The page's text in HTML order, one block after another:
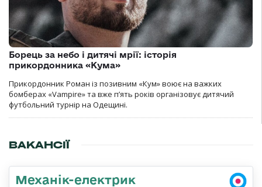
Борець за небо і дитячі мрії: історія
прикордонника «Кума»
Прикордонник Роман із позивним «Кум» воює на важких
бомберах «Vampire» та вже п’ять років організовує дитячий
футбольний турнір на Одещині.
ВАКАНСІЇ
Механік-електрик